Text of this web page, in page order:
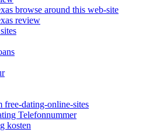
browse around this web-site
review
free-dating-online-sites
Telefonnummer
kosten